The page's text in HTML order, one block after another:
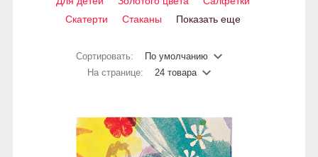
Скатерти
Стаканы Показать еще
Сортировать:
По умолчанию
На странице:
24 товара